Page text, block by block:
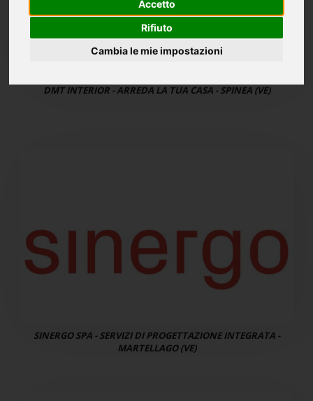
Accetto
Rifiuto
Cambia le mie impostazioni
DMT INTERIOR - ARREDA LA TUA CASA - SPINEA (VE)
SINERGO SPA - SERVIZI DI PROGETTAZIONE INTEGRATA -
MARTELLAGO (VE)